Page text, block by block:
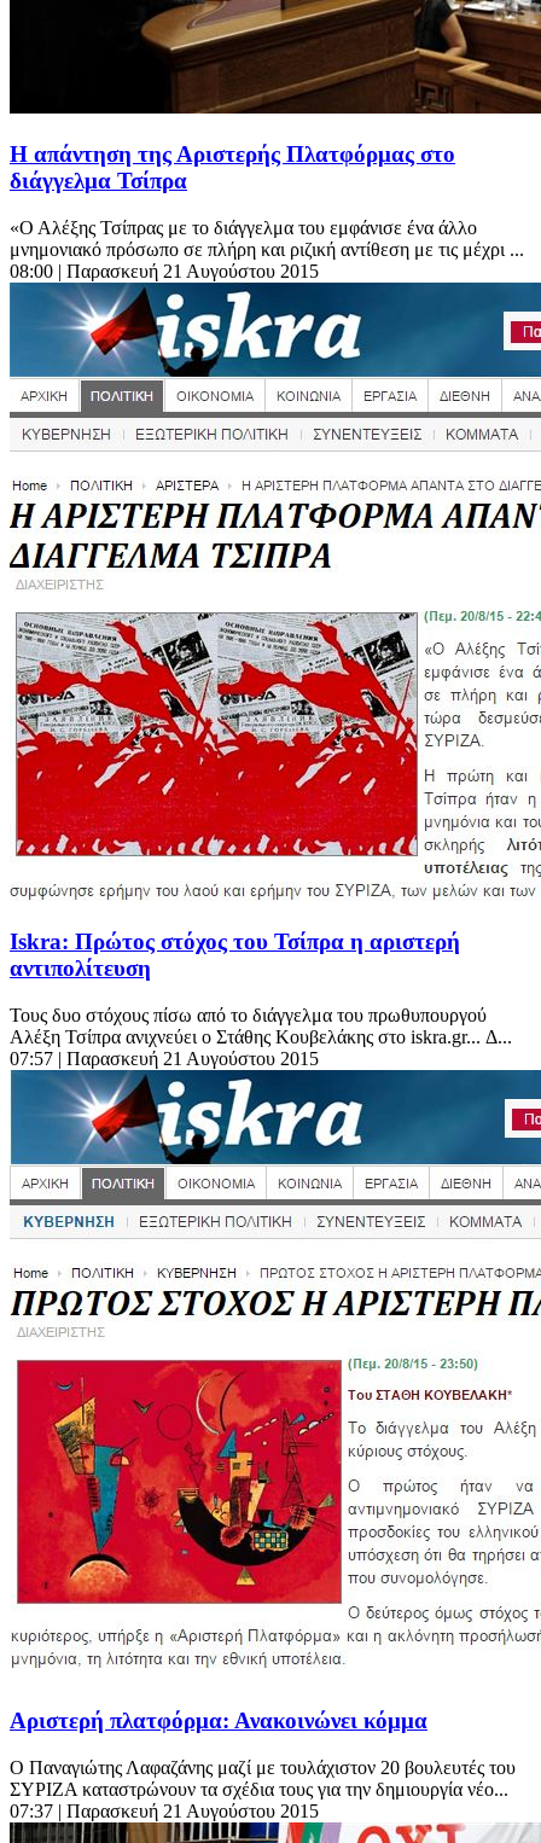
Η απάντηση της Αριστερής Πλατφόρμας στο
διάγγελμα Τσίπρα
«Ο Αλέξης Τσίπρας με το διάγγελμα του εμφάνισε ένα άλλο
μνημονιακό πρόσωπο σε πλήρη και ριζική αντίθεση με τις μέχρι ...
08:00 | Παρασκευή 21 Αυγούστου 2015
Iskra: Πρώτος στόχος του Τσίπρα η αριστερή
αντιπολίτευση
Τους δυο στόχους πίσω από το διάγγελμα του πρωθυπουργού
Αλέξη Τσίπρα ανιχνεύει ο Στάθης Κουβελάκης στο iskra.gr... Δ...
07:57 | Παρασκευή 21 Αυγούστου 2015
Αριστερή πλατφόρμα: Ανακοινώνει κόμμα
Ο Παναγιώτης Λαφαζάνης μαζί με τουλάχιστον 20 βουλευτές του
ΣΥΡΙΖΑ καταστρώνουν τα σχέδια τους για την δημιουργία νέο...
07:37 | Παρασκευή 21 Αυγούστου 2015